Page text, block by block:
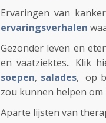
Ervaringen van
ervaringsverhalen
Gezonder leven en
en vaatziektes.. Klik
soepen, salades, op
zou kunnen helpen
Aparte lijsten van